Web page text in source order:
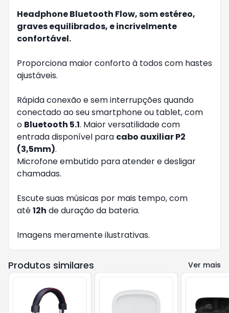
Headphone Bluetooth Flow, som estéreo,
graves equilibrados, e incrivelmente
confortável.
Proporciona maior conforto à todos com hastes
ajustáveis.
Rápida conexão e sem interrupções quando
conectado ao seu smartphone ou tablet, com
o Bluetooth 5.1. Maior versatilidade com
entrada disponível para cabo auxiliar P2
(3,5mm).
Microfone embutido para atender e desligar
chamadas.
Escute suas músicas por mais tempo, com
até12h de duração da bateria.
Imagens meramente ilustrativas.
Produtos similares Ver mais